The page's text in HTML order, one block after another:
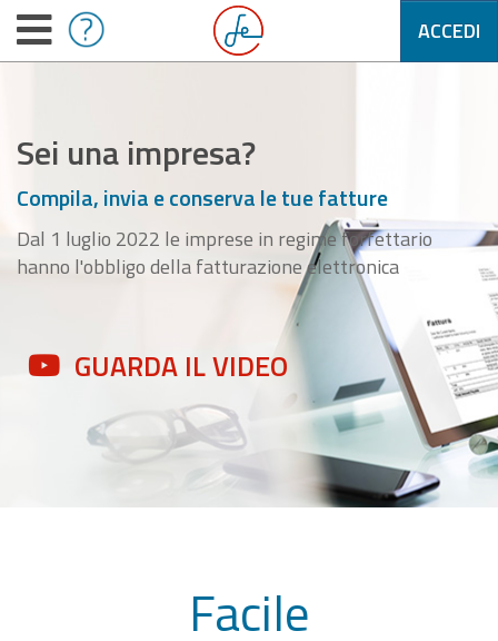
ACCEDI
Sei una impresa?
Compila, invia e conserva le tue fatture
Dal 1 luglio 2022 le imprese in regime forfettario
hanno l'obbligo della fatturazione elettronica
GUARDA IL VIDEO
Facile